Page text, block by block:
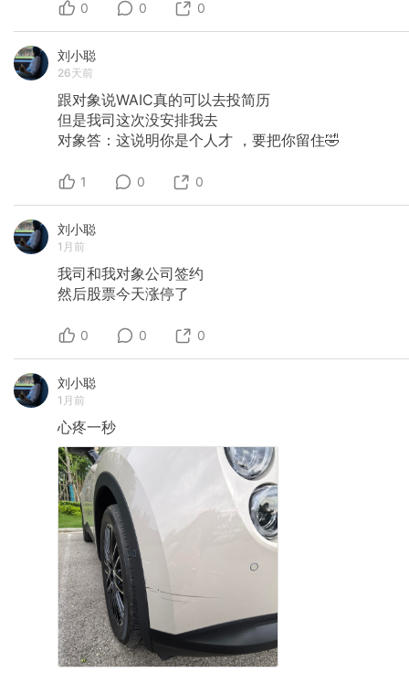
0 0 0
刘小聪
26天前
跟对象说WAIC真的可以去投简历
但是我司这次没安排我去
对象答：这说明你是个人才 ，要把你留住🤣
1 0 0
刘小聪
1月前
我司和我对象公司签约
然后股票今天涨停了
0 0 0
刘小聪
1月前
心疼一秒